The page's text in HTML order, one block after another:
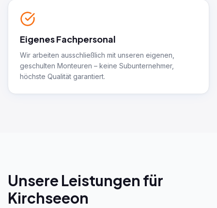
Eigenes Fachpersonal
Wir arbeiten ausschließlich mit unseren eigenen,
geschulten Monteuren – keine Subunternehmer,
höchste Qualität garantiert.
Unsere Leistungen für
Kirchseeon